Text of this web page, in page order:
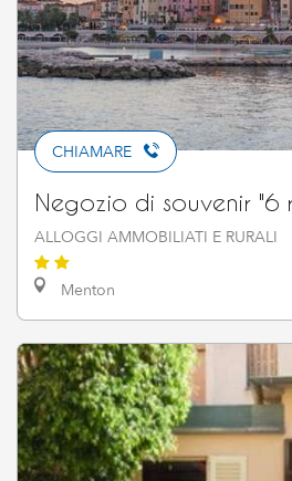
CHIAMARE
Negozio di souvenir "6
ALLOGGI AMMOBILIATI E RURALI
Menton